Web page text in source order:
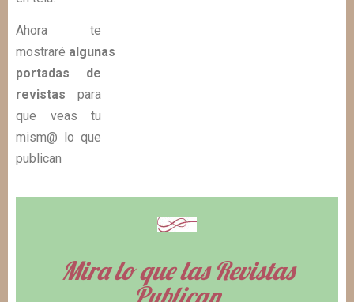
Ahora te
mostraré algunas
portadas de
revistas para
que veas tu
mism@ lo que
publican
Mira lo que las Revistas
Publican